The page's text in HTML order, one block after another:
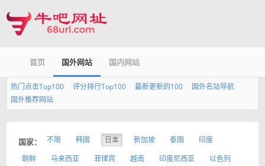
首页 国外网站 国内网站
热门点击Top100 评分排行Top100 最新更新的100
国外名站导航
国外推荐网站
国家： 不限 韩国 日本 新加坡 泰国
印度
朝鲜
马来西亚 菲律宾 越南 印度尼西亚
以色列